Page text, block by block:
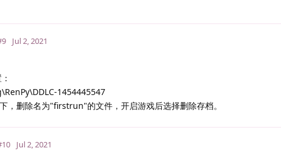
Jul 2, 2021
1454445547
，删除名为"firstrun"的文件，开启游戏后选择删除存档。
Jul 2, 2021